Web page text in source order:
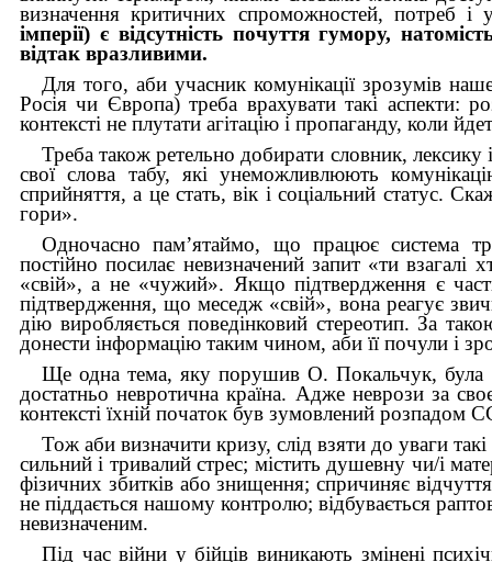
визначення критичних спроможностей, потреб і
імперії) є відсутність почуття гумору,
відтак вразливими.
Для того, аби учасник комунікації зрозумів
Росія чи Європа) треба врахувати такі аспекти:
контексті не плутати агітацію і пропаганду, коли
Треба також ретельно добирати словник,
свої слова табу, які унеможливлюють
сприйняття, а це стать, вік і соціальний статус.
гори».
Одночасно пам’ятаймо, що працює система
постійно посилає невизначений запит «ти
«свій», а не «чужий». Якщо підтвердження є
підтвердження, що меседж «свій», вона реагує
дію виробляється поведінковий стереотип. За
донести інформацію таким чином, аби її почули і
Ще одна тема, яку порушив О. Покальчук, була
достатньо невротична країна. Адже неврози за
контексті їхній початок був зумовлений розпадом
Тож аби визначити кризу, слід взяти до уваги
сильний і тривалий стрес; містить душевну чи/і
фізичних збитків або знищення; спричиняє
не піддається нашому контролю; відбувається
невизначеним.
Під час війни у бійців виникають змінені